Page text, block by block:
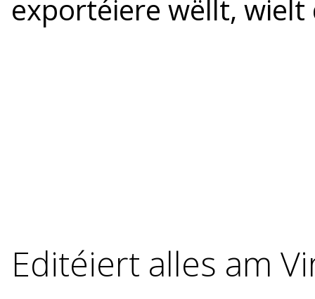
exportéiere wëllt,
Editéiert alles am